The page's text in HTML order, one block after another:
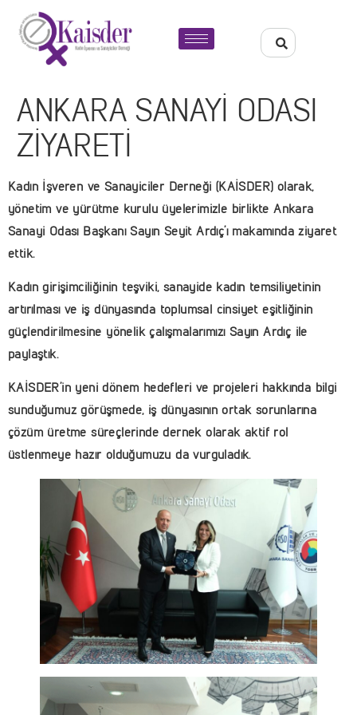
ANKARA SANAYİ ODASI
ZİYARETİ
Kadın İşveren ve Sanayiciler Derneği (KAİSDER) olarak,
yönetim ve yürütme kurulu üyelerimizle birlikte Ankara
Sanayi Odası Başkanı Sayın Seyit Ardıç’ı makamında ziyaret
ettik.
Kadın girişimciliğinin teşviki, sanayide kadın temsiliyetinin
artırılması ve iş dünyasında toplumsal cinsiyet eşitliğinin
güçlendirilmesine yönelik çalışmalarımızı Sayın Ardıç ile
paylaştık.
KAİSDER’in yeni dönem hedefleri ve projeleri hakkında bilgi
sunduğumuz görüşmede, iş dünyasının ortak sorunlarına
çözüm üretme süreçlerinde dernek olarak aktif rol
üstlenmeye hazır olduğumuzu da vurguladık.